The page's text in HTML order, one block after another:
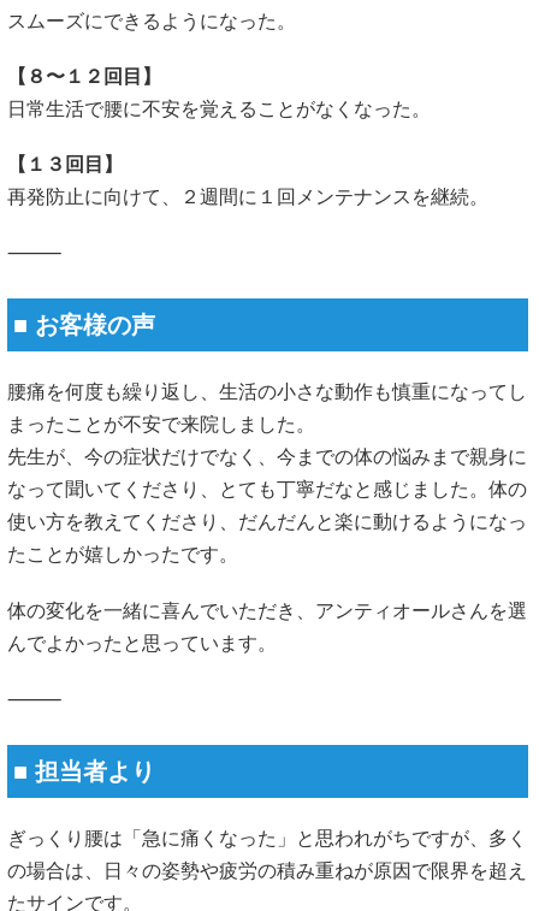
スムーズにできるようになった。
【８〜１２回目】
日常生活で腰に不安を覚えることがなくなった。
【１３回目】
再発防止に向けて、２週間に１回メンテナンスを継続。
⸻
■ お客様の声
腰痛を何度も繰り返し、生活の小さな動作も慎重になってし
まったことが不安で来院しました。
先生が、今の症状だけでなく、今までの体の悩みまで親身に
なって聞いてくださり、とても丁寧だなと感じました。体の
使い方を教えてくださり、だんだんと楽に動けるようになっ
たことが嬉しかったです。
体の変化を一緒に喜んでいただき、アンティオールさんを選
んでよかったと思っています。
⸻
■ 担当者より
ぎっくり腰は「急に痛くなった」と思われがちですが、多く
の場合は、日々の姿勢や疲労の積み重ねが原因で限界を超え
たサインです。